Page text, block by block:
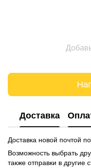
Доставка
Доставка новой почтой
Возможность выбрать
также отправки в другие